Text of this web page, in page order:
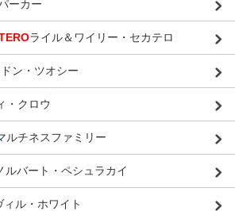
ーカー
ライル＆ワイリー・セカテロ
ドン・ツオシー
・クロウ
ルチネスファミリー
ルバート・ペシュラカイ
ィル・ホワイト